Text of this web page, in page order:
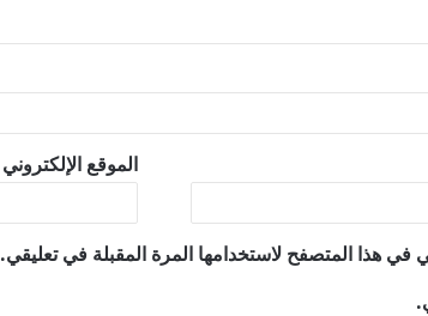
الموقع الإلكتروني
في هذا المتصفح لاستخدامها المرة المقبلة في تعليقي.